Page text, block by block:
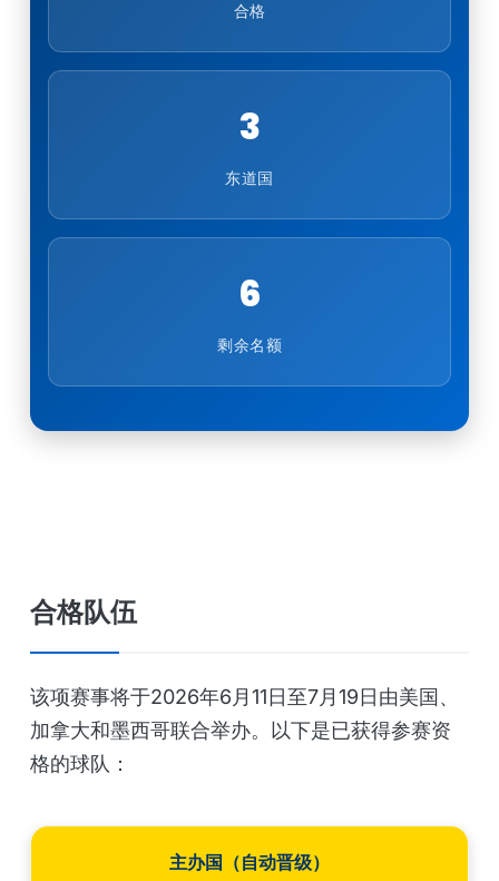
合格
3
东道国
6
剩余名额
合格队伍
该项赛事将于2026年6月11日至7月19日由美国、
加拿大和墨西哥联合举办。以下是已获得参赛资
格的球队：
主办国（自动晋级）